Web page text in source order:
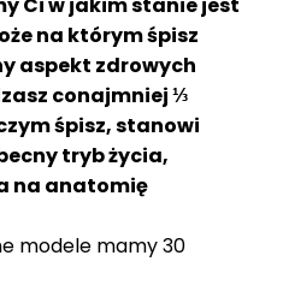
na którym śpisz
aspekt zdrowych
conajmniej ⅓
śpisz, stanowi
tryb życia,
na anatomię
modele mamy 30